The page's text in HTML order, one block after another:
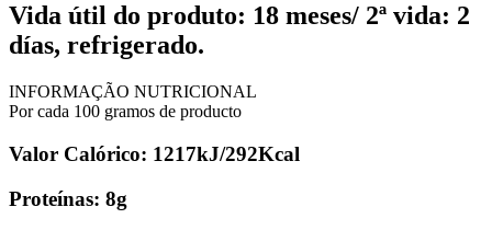
Vida útil do produto: 18 meses/ 2ª vida: 2
días, refrigerado.
INFORMAÇÃO NUTRICIONAL
Por cada 100 gramos de producto
Valor Calórico: 1217kJ/292Kcal
Proteínas: 8g